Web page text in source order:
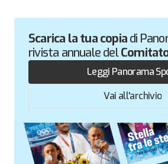
Scarica la tua copiadi
rivista annuale del
Leggi Panorama
Leggi Panorama
Vai all'archivio